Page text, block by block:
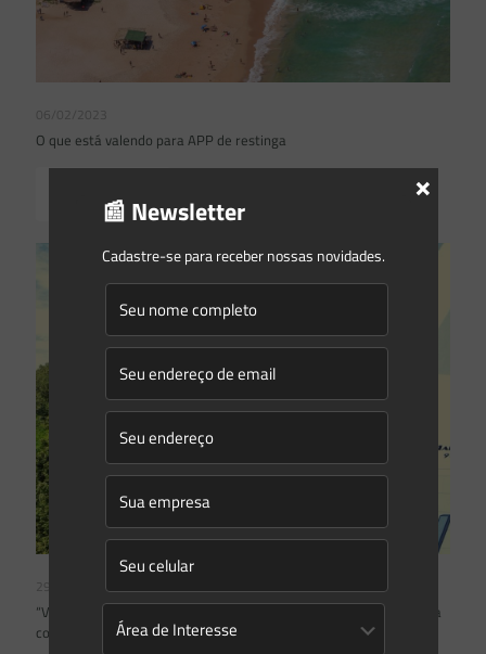
06/02/2023
O que está valendo para APP de restinga
Read more
29/11/2021
“Vou ser desapropriado por criação de UC” – Entenda a necessária
comprovação de dotação orçamentária pelo Poder Público.
📰 Newsletter
Cadastre-se para receber nossas novidades.
×